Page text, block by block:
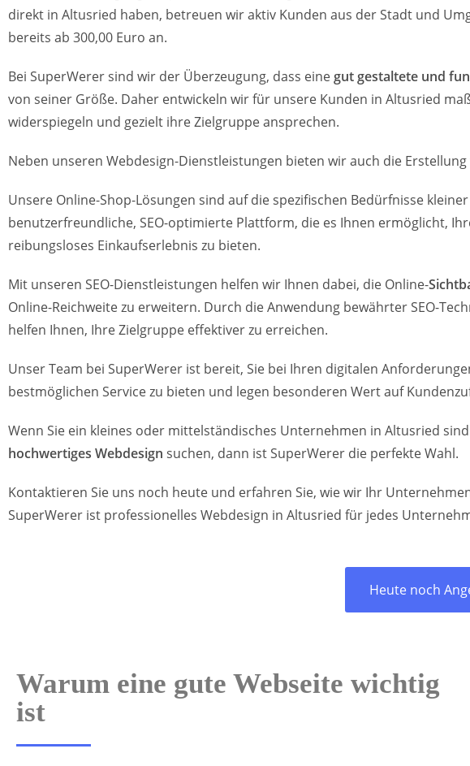
direkt in Altusried haben, betreuen wir aktiv Kunden aus der Stadt und
bereits ab 300,00 Euro an.
Bei SuperWerer sind wir der Überzeugung, dass eine gut gestaltete und
von seiner Größe. Daher entwickeln wir für unsere Kunden in Altusried
widerspiegeln und gezielt ihre Zielgruppe ansprechen.
Neben unseren Webdesign-Dienstleistungen bieten wir auch die Erstellung
Unsere Online-Shop-Lösungen sind auf die spezifischen Bedürfnisse
benutzerfreundliche, SEO-optimierte Plattform, die es Ihnen ermöglicht,
reibungsloses Einkaufserlebnis zu bieten.
Mit unseren SEO-Dienstleistungen helfen wir Ihnen dabei, die Online-
Online-Reichweite zu erweitern. Durch die Anwendung bewährter SEO-
helfen Ihnen, Ihre Zielgruppe effektiver zu erreichen.
Unser Team bei SuperWerer ist bereit, Sie bei Ihren digitalen
bestmöglichen Service zu bieten und legen besonderen Wert auf
Wenn Sie ein kleines oder mittelständisches Unternehmen in Altusried
hochwertiges Webdesign suchen, dann ist SuperWerer die perfekte Wahl.
Kontaktieren Sie uns noch heute und erfahren Sie, wie wir Ihr
SuperWerer ist professionelles Webdesign in Altusried für jedes
Heute noch
Warum eine gute Webseite wichtig
ist